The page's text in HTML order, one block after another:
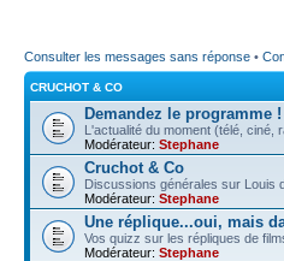
Consulter les messages sans réponse •
CRUCHOT & CO
Demandez le programme !
L'actualité du moment (télé, ciné,
Modérateur: Stephane
Cruchot & Co
Discussions générales sur Louis
Modérateur: Stephane
Une réplique...oui, mais
Vos quizz sur les répliques de
Modérateur: Stephane